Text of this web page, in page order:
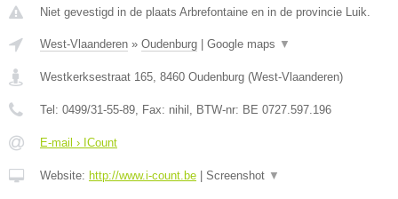
Niet gevestigd in de plaats Arbrefontaine en in de provincie Luik.
West-Vlaanderen » Oudenburg Google maps ▼
Westkerksestraat 165, 8460 Oudenburg (West-Vlaanderen)
Tel: 0499/31-55-89, Fax: nihil , BTW-nr: BE 0727.597.196
E-mail › ICount
Website: http://www.i-count.be Screenshot ▼